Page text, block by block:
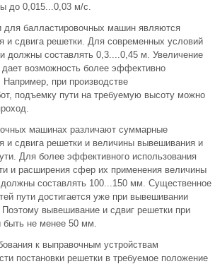
до 0,015...0,03 м/с.
балластировочных машин являются
и сдвига решетки. Для современных условий
должны составлять 0,3....0,45 м. Увеличение
возможность более эффективно
при производстве
подъемку пути на требуемую высоту можно
машинах различают суммарные
и сдвига решетки и величины вывешивания и
Для более эффективного использования
и расширения сфер их применения величины
составлять 100...150 мм. Существенное
пути достигается уже при вывешивании
вывешивание и сдвиг решетки при
не менее 50 мм.
к выправочным устройствам
постановки решетки в требуемое положение